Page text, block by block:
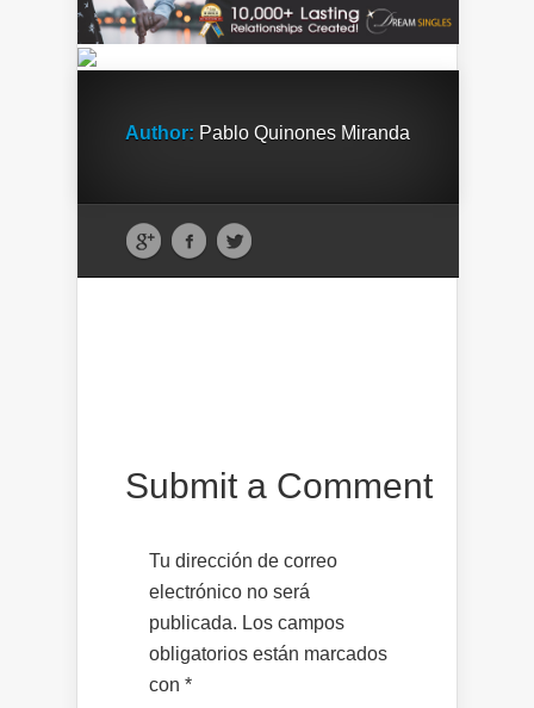
Author: Pablo Quinones Miranda
Submit a Comment
Tu dirección de correo
electrónico no será
publicada. Los campos
obligatorios están marcados
con *